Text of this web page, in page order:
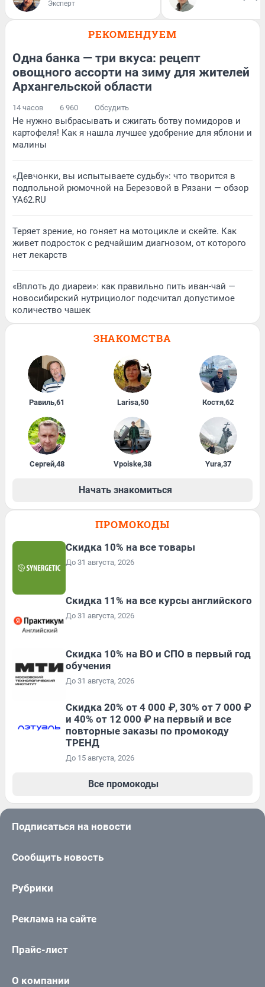
Эксперт
РЕКОМЕНДУЕМ
Одна банка — три вкуса: рецепт
овощного ассорти на зиму для жителей
Архангельской области
14 часов 6 960 Обсудить
Не нужно выбрасывать и сжигать ботву помидоров и
картофеля! Как я нашла лучшее удобрение для яблони и
малины
«Девчонки, вы испытываете судьбу»: что творится в
подпольной рюмочной на Березовой в Рязани — обзор
YA62.RU
Теряет зрение, но гоняет на мотоцикле и скейте. Как
живет подросток с редчайшим диагнозом, от которого
нет лекарств
«Вплоть до диареи»: как правильно пить иван-чай —
новосибирский нутрициолог подсчитал допустимое
количество чашек
ЗНАКОМСТВА
Равиль,61 Larisa,50 Костя,62
Сергей,48 Vpoiske,38 Yura,37
Начать знакомиться
ПРОМОКОДЫ
Скидка 10% на все товары
До 31 августа, 2026
Скидка 11% на все курсы английского
До 31 августа, 2026
Скидка 10% на ВО и СПО в первый год
обучения
До 31 августа, 2026
Скидка 20% от 4 000 ₽, 30% от 7 000 ₽
и 40% от 12 000 ₽ на первый и все
повторные заказы по промокоду
ТРЕНД
До 15 августа, 2026
Все промокоды
Подписаться на новости
Сообщить новость
Рубрики
Реклама на сайте
Прайс-лист
О компании